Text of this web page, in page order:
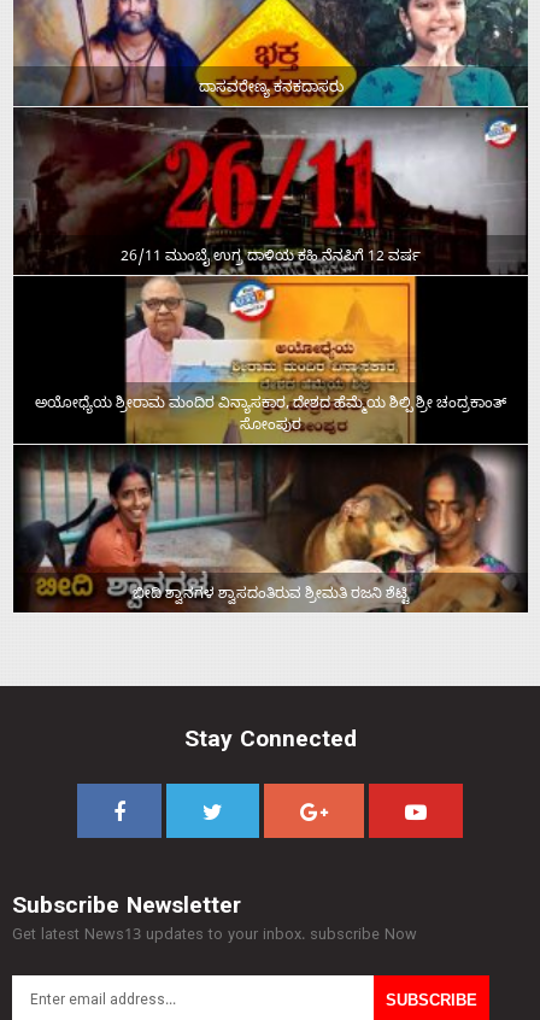
ದಾಸವರೇಣ್ಯ ಕನಕದಾಸರು
26/11 ಮುಂಬೈ ಉಗ್ರ ದಾಳಿಯ ಕಹಿ ನೆನಪಿಗೆ 12 ವರ್ಷ
ಅಯೋಧ್ಯೆಯ ಶ್ರೀರಾಮ ಮಂದಿರ ವಿನ್ಯಾಸಕಾರ, ದೇಶದ ಹೆಮ್ಮೆಯ ಶಿಲ್ಪಿ ಶ್ರೀ ಚಂದ್ರಕಾಂತ್‌
ಸೋಂಪುರ
ಬೀದಿ ಶ್ವಾನಗಳ ಶ್ವಾಸದಂತಿರುವ ಶ್ರೀಮತಿ ರಜನಿ ಶೆಟ್ಟಿ
Stay Connected
Subscribe Newsletter
Get latest News13 updates to your inbox. subscribe Now